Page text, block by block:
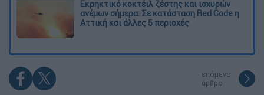
Εκρηκτικό κοκτέιλ ζέστης και ισχυρών
ανέμων σήμερα: Σε κατάσταση Red Code η
Αττική και άλλες 5 περιοχές
επόμενο
άρθρο